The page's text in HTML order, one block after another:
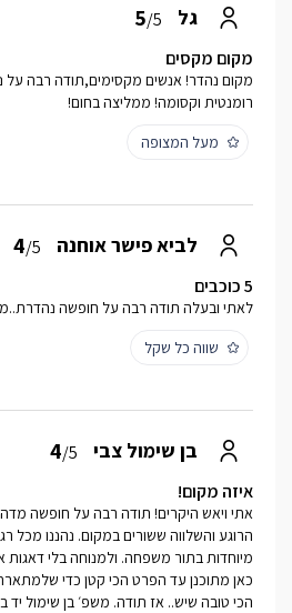
גל 5/5
מקום מקסים
מקום נהדר! אנשים מקסימים,תודה רבה על
רומנטית וקסומה! ממליצה בחום!
מעל המצופה
לביא פישר אוחנה 4/5
5 כוכבים
לאתי ובעלה תודה רבה על חופשה
שווה כל שקל
בן שימול צבי 4/5
איזה מקום!
אתי ויאש היקרים! תודה רבה על חופשה
הרוגע והשלווה ששורים במקום. נהננו מכל
מיוחדות בתור משפחה. ולמנוחה בלי
כאן מתוכנן עד הפרט הכי קטן כדי
הכי טובה שיש.. אז תודה. משפ׳ בן שימול יד